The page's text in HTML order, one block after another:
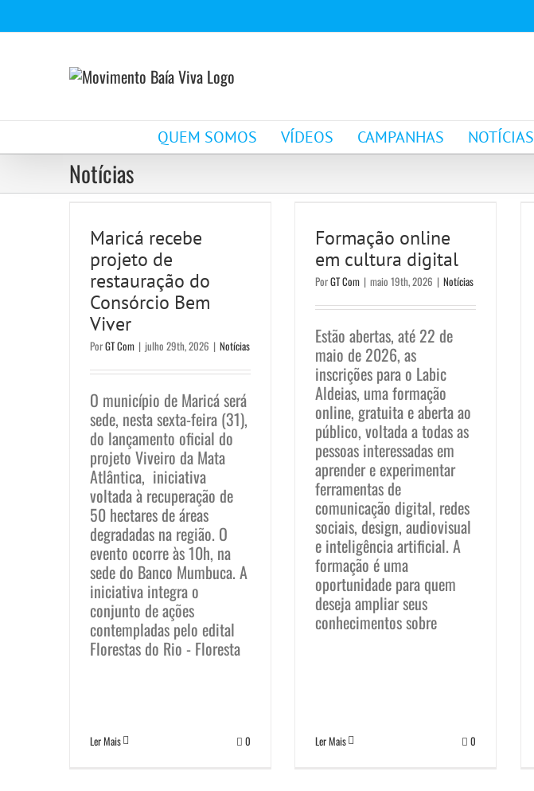
para
QUEM SOMOS VÍDEOS CAMPANHAS NOTÍCIAS
Notícias
Maricá recebe projeto
Consórcio Bem Viver
Notícias
Maricá recebe
projeto de
restauração do
Consórcio Bem
Viver
PorGT Com | julho 29th, 2026 | Notícias
O município de Maricá será
sede, nesta sexta-feira (31),
do lançamento oficial do
projeto Viveiro da Mata
Atlântica, iniciativa
voltada à recuperação de
50 hectares de áreas
degradadas na região. O
evento ocorre às 10h, na
sede do Banco Mumbuca. A
iniciativa integra o
conjunto de ações
contempladas pelo edital
Florestas do Rio - Floresta
Ler Mais 0
Formação online em
cultura digital
Notícias
Formação online
em cultura digital
PorGT Com | maio 19th, 2026 | Notícias
Estão abertas, até 22 de
maio de 2026, as
inscrições para o Labic
Aldeias, uma formação
online, gratuita e aberta ao
público, voltada a todas as
pessoas interessadas em
aprender e experimentar
ferramentas de
comunicação digital, redes
sociais, design, audiovisual
e inteligência artificial. A
formação é uma
oportunidade para quem
deseja ampliar seus
conhecimentos sobre
Ler Mais 0